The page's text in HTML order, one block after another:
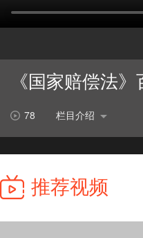
《国家赔偿法
78 栏目介绍
推荐视频